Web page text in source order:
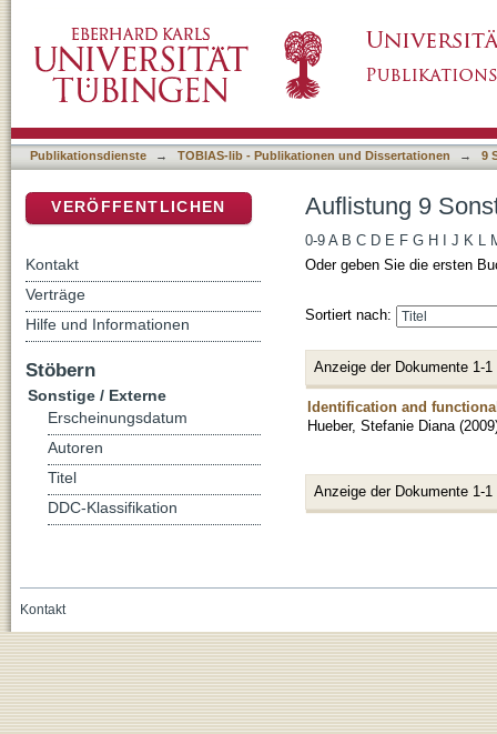
Publikationsdienste → TOBIAS-lib - Publikationen und Dissertationen → 9
Auflistung 9
0-9 A B C D E F G H J K L
Oder geben Sie die ersten
Sortiert nach:
Anzeige der Dokumente 1-1
Identification and
Hueber, Stefanie Diana (2009
Anzeige der Dokumente 1-1
VERÖFFENTLICHEN
Kontakt
Verträge
Hilfe und Informationen
Stöbern
Sonstige / Externe
Erscheinungsdatum
Autoren
Titel
DDC-Klassifikation
Kontakt